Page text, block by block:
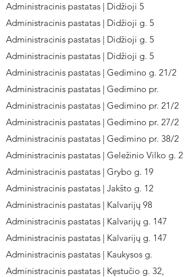
Administracinis pastatas | Didžioji 5
Administracinis pastatas | Didžioji g. 5
Administracinis pastatas | Didžioji g. 5
Administracinis pastatas | Didžioji g. 5
Administracinis pastatas | Gedimino g. 21/2
Administracinis pastatas | Gedimino pr.
Administracinis pastatas | Gedimino pr. 21/2
Administracinis pastatas | Gedimino pr. 27/2
Administracinis pastatas | Gedimino pr. 38/2
Administracinis pastatas | Geležinio Vilko g. 2
Administracinis pastatas | Grybo g. 19
Administracinis pastatas | Jakšto g. 12
Administracinis pastatas | Kalvarijų 98
Administracinis pastatas | Kalvarijų g. 147
Administracinis pastatas | Kalvarijų g. 147
Administracinis pastatas | Kaukysos g.
Administracinis pastatas | Kęstučio g. 32,